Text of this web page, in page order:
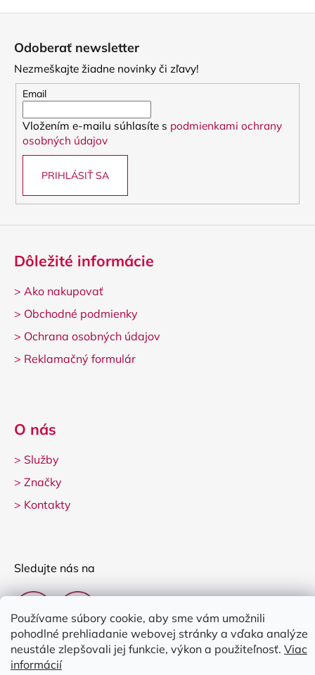
Používame súbory cookie, aby sme vám umožnili
pohodlné prehliadanie webovej stránky a vďaka analýze
neustále zlepšovali jej funkcie, výkon a použiteľnosť. Viac
informácií
Odoberať newsletter
Nezmeškajte žiadne novinky či zľavy!
Email
Vložením e-mailu súhlasíte s podmienkami ochrany
osobných údajov
PRIHLÁSIŤ SA
Dôležité informácie
> Ako nakupovať
> Obchodné podmienky
> Ochrana osobných údajov
> Reklamačný formulár
O nás
> Služby
> Značky
> Kontakty
Sledujte nás na